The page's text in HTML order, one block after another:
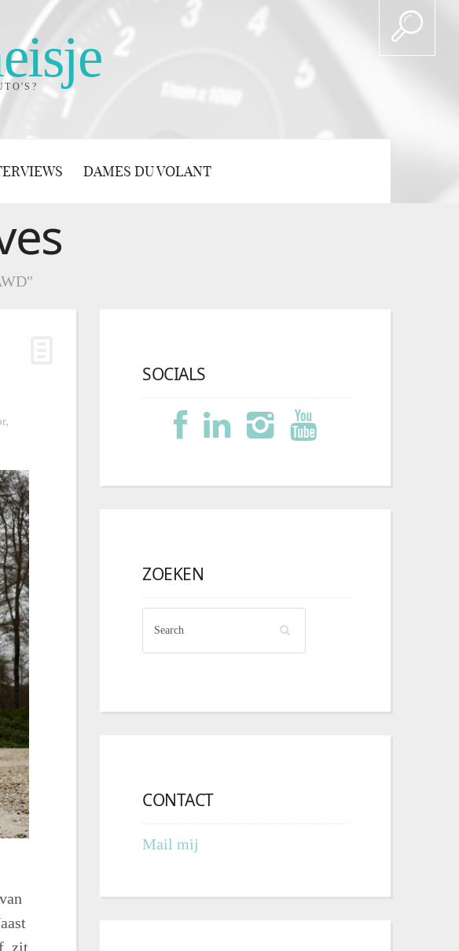
DAMES DU VOLANT
,
zit
SOCIALS
ZOEKEN
CONTACT
Mail mij